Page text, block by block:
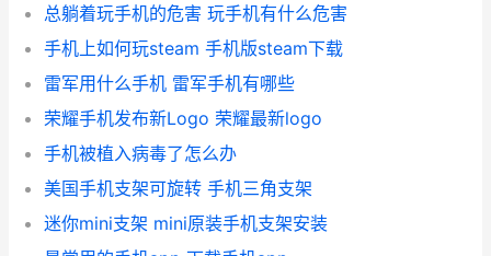
总躺着玩手机的危害 玩手机有什么危害
手机上如何玩steam 手机版steam下载
雷军用什么手机 雷军手机有哪些
荣耀手机发布新Logo 荣耀最新logo
手机被植入病毒了怎么办
美国手机支架可旋转 手机三角支架
迷你mini支架 mini原装手机支架安装